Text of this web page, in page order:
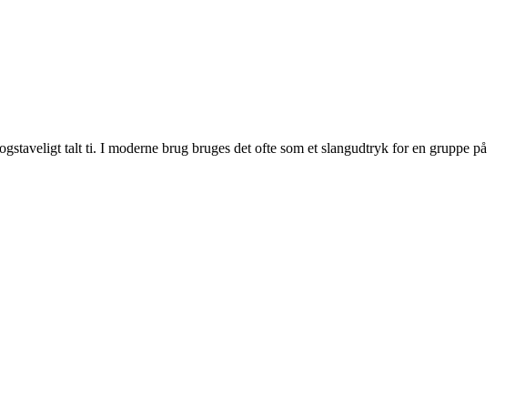
talt ti. I moderne brug bruges det ofte som et slangudtryk for en gruppe på